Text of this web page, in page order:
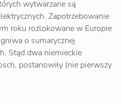
wytwarzane są
Zapotrzebowanie
roku rozlokowane w Europie
o sumarycznej
Stąd dwa niemieckie
postanowiły (nie pierwszy